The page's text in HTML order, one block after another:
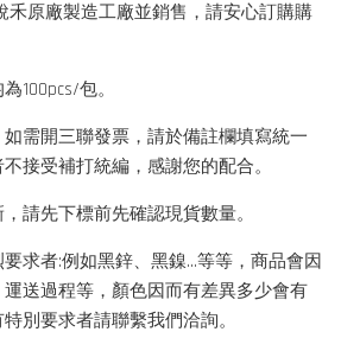
禾原廠製造工廠並銷售，請安心訂購購
100pcs/包。
需開三聯發票，請於備註欄填寫統一
接受補打統編，感謝您的配合。
請先下標前先確認現貨數量。
求者:例如黑鋅、黑鎳...等等，商品會因
送過程等，顏色因而有差異多少會有
別要求者請聯繫我們洽詢。